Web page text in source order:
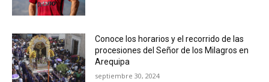
Conoce los horarios y el recorrido de las
procesiones del Señor de los Milagros en
Arequipa
septiembre 30, 2024